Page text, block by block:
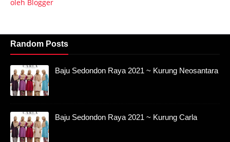
oleh Blogger
Random Posts
Baju Sedondon Raya 2021 ~ Kurung Neosantara
Baju Sedondon Raya 2021 ~ Kurung Carla